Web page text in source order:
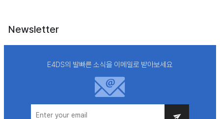
Newsletter
E4DS의 발빠른 소식을 이메일로 받아보세요